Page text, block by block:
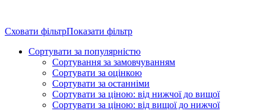
Сховати фільтрПоказати фільтр
Сортувати за популярністю
Сортування за замовчуванням
Сортувати за оцінкою
Сортувати за останніми
Сортувати за ціною: від нижчої до вищої
Сортувати за ціною: від вищої до нижчої